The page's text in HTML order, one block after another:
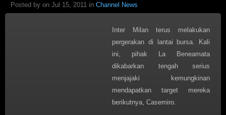
Posted by on Jul 15, 2011 in Channel News
Inter Milan terus melakukan
pergerakan di lantai bursa. Kali
ini, pihak La Beneamata
dikabarkan tengah serius
menjajaki kemungkinan
mendapatkan target mereka
berikutnya, Casemiro.